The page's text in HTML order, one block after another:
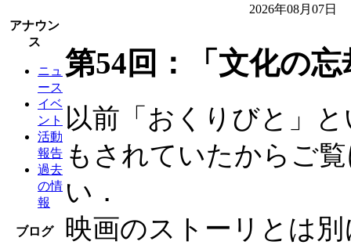
2026年08月07日
アナウン
ス
ニュ
ース
イベ
ント
活動
報告
過去
の情
報
ブログ
第54回：「文化の
以前「おくりびと」
もされていたからご
い．
映画のストーリとは